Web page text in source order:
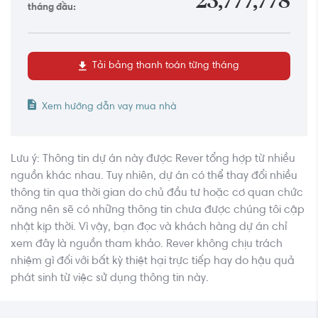
xa. Hệ thống tiện ích nội khu dự án bao gồm:
khu, Garden house, lối chạy bộ, hệ thống cửa hàng,
- Garden Zone ( Tầng 4): Hồ bơi, Coffee Terrace,
vườn BBQ, khu vui chơi trẻ em, nhà sinh hoạt cộng đồng;
- Sky zone ( Tầng 20): Sky garden, sky cofee, khu đọc
sách, vườn thiền và yoga, Kid Yard, Gym.
Song song đó, nhờ vị trí vàng tại Quận 6 nên cư dân
tháng đầu:
Tải bảng thanh toán từng tháng
Xem hướng dẫn vay mua nhà
Lưu ý: Thông tin dự án này được Rever tổng hợp từ nhiều
nguồn khác nhau. Tuy nhiên, dự án có thể thay đổi nhiều
thông tin qua thời gian do chủ đầu tư hoặc cơ quan chức
năng nên sẽ có những thông tin chưa được chúng tôi cập
nhật kịp thời. Vì vậy, bạn đọc và khách hàng dự án chỉ
xem đây là nguồn tham khảo. Rever không chịu trách
nhiệm gì đối với bất kỳ thiệt hại trực tiếp hay do hậu quả
phát sinh từ việc sử dụng thông tin này.